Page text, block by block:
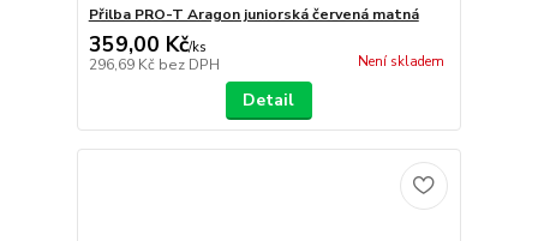
Přilba PRO-T Aragon juniorská červená matná
359,00 Kč/ks
296,69 Kč bez DPH Není skladem
Detail